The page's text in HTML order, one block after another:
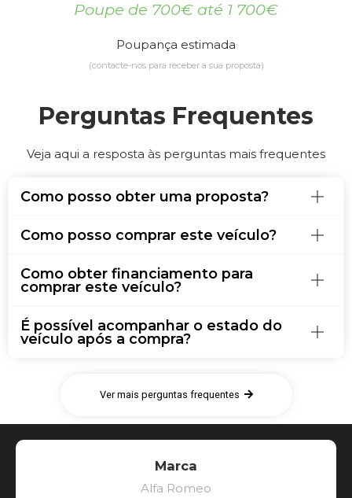
Poupe de 700€ até 1 700€
Poupança estimada
(contacte-nos para receber a sua proposta)
Perguntas Frequentes
Veja aqui a resposta às perguntas mais frequentes
Como posso obter uma proposta?
Como posso comprar este veículo?
Como obter financiamento para
comprar este veículo?
É possível acompanhar o estado do
veículo após a compra?
Ver mais perguntas frequentes
Marca
Alfa Romeo